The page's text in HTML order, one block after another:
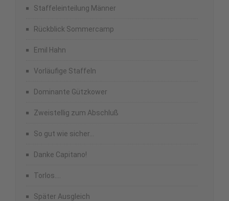
Staffeleinteilung Männer
Rückblick Sommercamp
Emil Hahn
Vorläufige Staffeln
Dominante Gützkower
Zweistellig zum Abschluß
So gut wie sicher…
Danke Capitano!
Torlos….
Später Ausgleich